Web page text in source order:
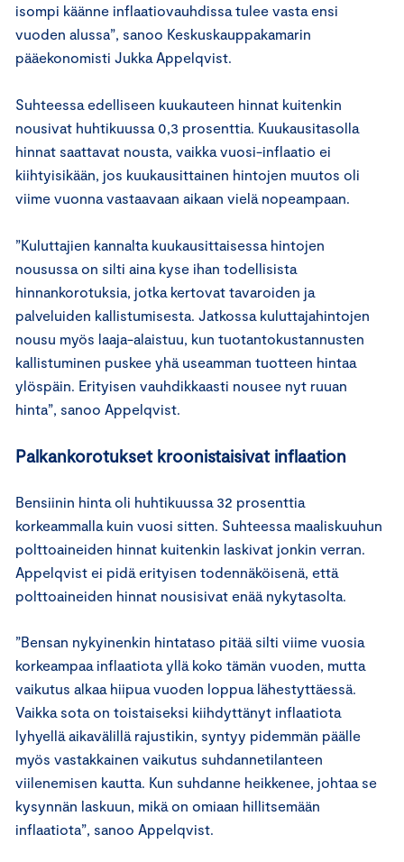
isompi käänne inflaatiovauhdissa tulee vasta ensi
vuoden alussa”, sanoo Keskuskauppakamarin
pääekonomisti Jukka Appelqvist.
Suhteessa edelliseen kuukauteen hinnat kuitenkin
nousivat huhtikuussa 0,3 prosenttia. Kuukausitasolla
hinnat saattavat nousta, vaikka vuosi-inflaatio ei
kiihtyisikään, jos kuukausittainen hintojen muutos oli
viime vuonna vastaavaan aikaan vielä nopeampaan.
”Kuluttajien kannalta kuukausittaisessa hintojen
nousussa on silti aina kyse ihan todellisista
hinnankorotuksia, jotka kertovat tavaroiden ja
palveluiden kallistumisesta. Jatkossa kuluttajahintojen
nousu myös laaja-alaistuu, kun tuotantokustannusten
kallistuminen puskee yhä useamman tuotteen hintaa
ylöspäin. Erityisen vauhdikkaasti nousee nyt ruuan
hinta”, sanoo Appelqvist.
Palkankorotukset kroonistaisivat inflaation
Bensiinin hinta oli huhtikuussa 32 prosenttia
korkeammalla kuin vuosi sitten. Suhteessa maaliskuuhun
polttoaineiden hinnat kuitenkin laskivat jonkin verran.
Appelqvist ei pidä erityisen todennäköisenä, että
polttoaineiden hinnat nousisivat enää nykytasolta.
”Bensan nykyinenkin hintataso pitää silti viime vuosia
korkeampaa inflaatiota yllä koko tämän vuoden, mutta
vaikutus alkaa hiipua vuoden loppua lähestyttäessä.
Vaikka sota on toistaiseksi kiihdyttänyt inflaatiota
lyhyellä aikavälillä rajustikin, syntyy pidemmän päälle
myös vastakkainen vaikutus suhdannetilanteen
viilenemisen kautta. Kun suhdanne heikkenee, johtaa se
kysynnän laskuun, mikä on omiaan hillitsemään
inflaatiota”, sanoo Appelqvist.